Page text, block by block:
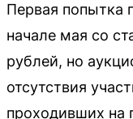
Первая попытка
начале мая со
рублей, но
отсутствия
проходивших на